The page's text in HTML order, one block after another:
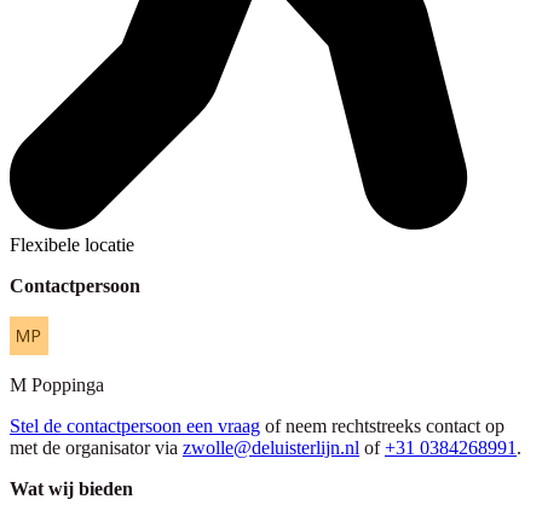
Flexibele locatie
Contactpersoon
M Poppinga
Stel de contactpersoon een vraag of neem rechtstreeks contact op
met de organisator via zwolle@deluisterlijn.nl of +31 0384268991 .
Wat wij bieden